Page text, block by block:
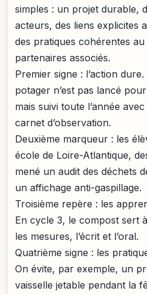
simples : un projet durable,
acteurs, des liens explicites
des pratiques cohérentes au
partenaires associés.
Premier signe : l’action
potager n’est pas lancé
mais suivi toute l’année
carnet d’observation.
Deuxième marqueur : les
école de Loire-Atlantique,
mené un audit des déchets
un affichage anti-gaspillage.
Troisième repère : les
En cycle 3, le compost sert
les mesures, l’écrit et l’oral.
Quatrième signe : les
On évite, par exemple, un
vaisselle jetable pendant la